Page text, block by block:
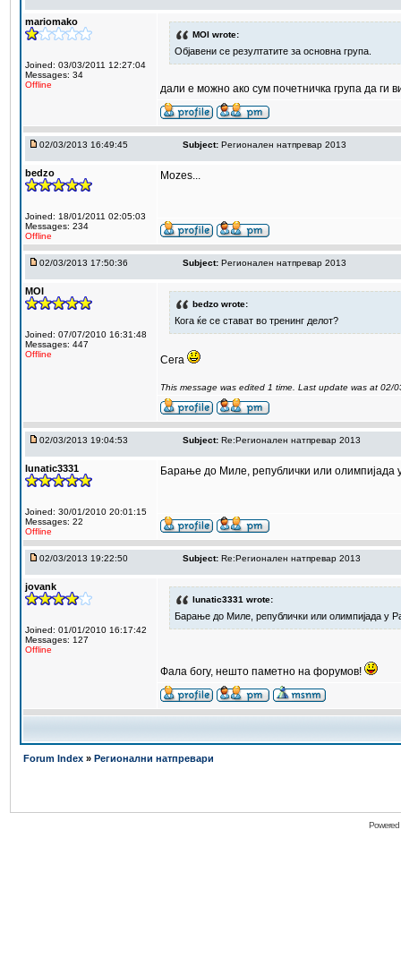
mariomako
Joined: 03/03/2011 12:27:04
Messages: 34
Offline
MOI wrote:
Објавени се резултатите за основна група.
дали е можно ако сум почетничка група да ги
02/03/2013 16:49:45 Subject: Регионален натпревар 2013
bedzo
Joined: 18/01/2011 02:05:03
Messages: 234
Offline
Mozes...
02/03/2013 17:50:36 Subject: Регионален натпревар 2013
MOI
Joined: 07/07/2010 16:31:48
Messages: 447
Offline
bedzo wrote:
Кога ќе се стават во тренинг делот?
Сега
This message was edited 1 time. Last update was at 02/
02/03/2013 19:04:53 Subject: Re:Регионален натпревар 2013
lunatic3331
Joined: 30/01/2010 20:01:15
Messages: 22
Offline
Барање до Миле, републички или олимпијада
02/03/2013 19:22:50 Subject: Re:Регионален натпревар 2013
jovank
Joined: 01/01/2010 16:17:42
Messages: 127
Offline
lunatic3331 wrote:
Барање до Миле, републички или олимпијада у
Фала богу, нешто паметно на форумов!
Forum Index » Регионални натпревари